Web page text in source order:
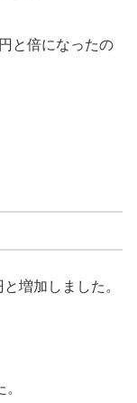
と倍になったの
増加しました。